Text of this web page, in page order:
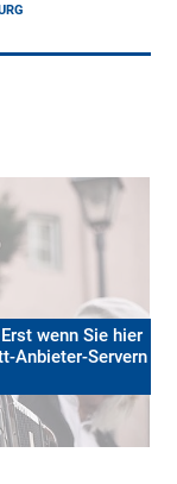
wenn Sie hier
Anbieter-Servern